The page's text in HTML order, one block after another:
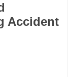
Accident